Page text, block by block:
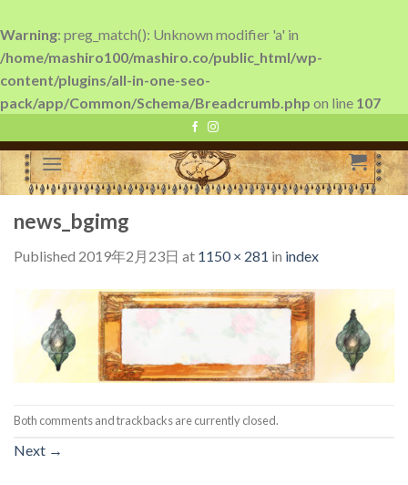
Warning: preg_match(): Unknown modifier 'a' in
/home/mashiro100/mashiro.co/public_html/wp-
content/plugins/all-in-one-seo-
pack/app/Common/Schema/Breadcrumb.php on line 107
to
content
news_bgimg
Published 2019年2月23日 at 1150 × 281 in index
Both comments and trackbacks are currently closed.
Next →